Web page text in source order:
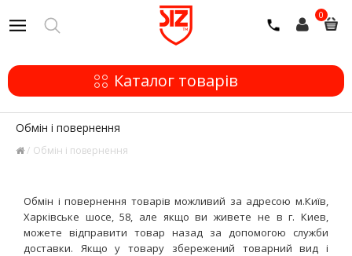
0
Каталог товарів
Обмін і повернення
Обмін і повернення
Обмін і повернення товарів можливий за адресою м.Київ,
Харківське шосе, 58, але якщо ви живете не в г. Киев,
можете відправити товар назад за допомогою служби
доставки. Якщо у товару збережений товарний вид і